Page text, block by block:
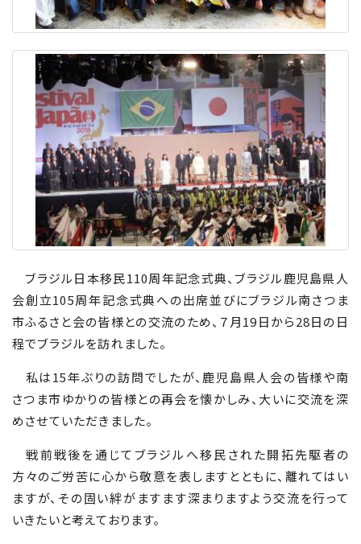
ブラジル日本移民110周年記念式典、ブラジル鹿児島県人
会創立105周年記念式典への出席並びにブラジル南さつま
市ふるさと会の皆様との交流のため、７月19日から28日の日
程でブラジルを訪れました。
私は15年ぶりの訪問でしたが、鹿児島県人会の皆様や南
さつま市ゆかりの皆様との再会を懐かしみ、大いに交流を深
めさせていただきました。
戦前戦後を通じてブラジルへ移民された開拓先駆者の
方々のご労苦に心から敬意を表しますとともに、離れてはい
ますが、その固い絆がますます深まりますよう交流を行って
いきたいと考えております。